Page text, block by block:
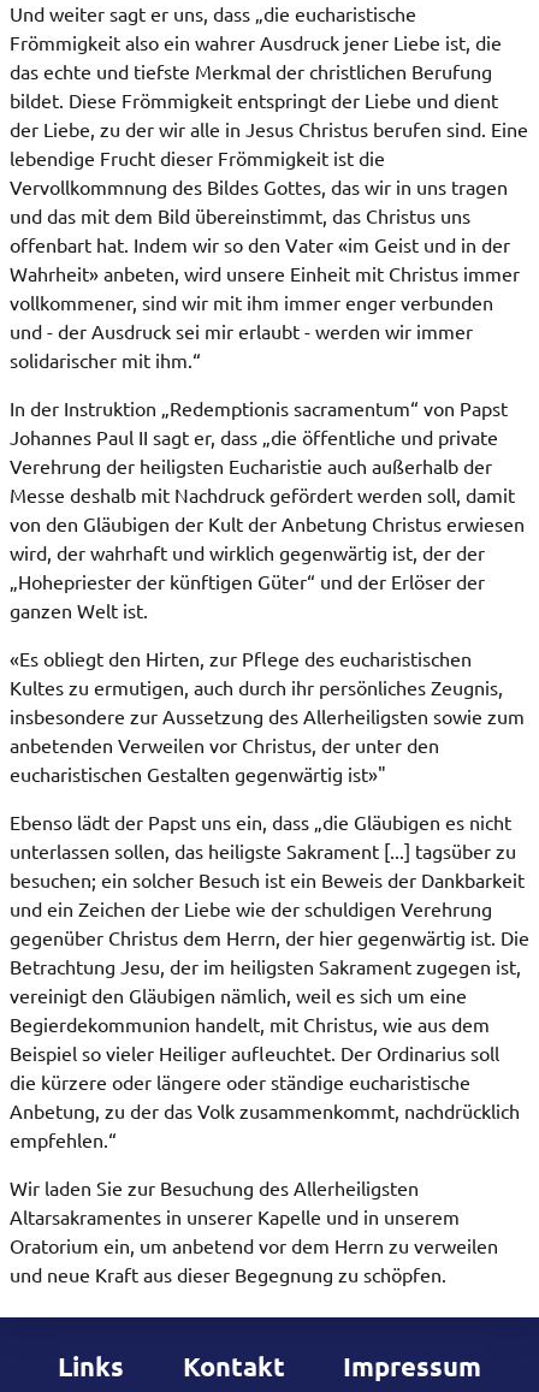
Und weiter sagt er uns, dass „die eucharistische
Frömmigkeit also ein wahrer Ausdruck jener Liebe ist, die
das echte und tiefste Merkmal der christlichen Berufung
bildet. Diese Frömmigkeit entspringt der Liebe und dient
der Liebe, zu der wir alle in Jesus Christus berufen sind. Eine
lebendige Frucht dieser Frömmigkeit ist die
Vervollkommnung des Bildes Gottes, das wir in uns tragen
und das mit dem Bild übereinstimmt, das Christus uns
offenbart hat. Indem wir so den Vater «im Geist und in der
Wahrheit» anbeten, wird unsere Einheit mit Christus immer
vollkommener, sind wir mit ihm immer enger verbunden
und - der Ausdruck sei mir erlaubt - werden wir immer
solidarischer mit ihm.“
In der Instruktion „Redemptionis sacramentum“ von Papst
Johannes Paul II sagt er, dass „die öffentliche und private
Verehrung der heiligsten Eucharistie auch außerhalb der
Messe deshalb mit Nachdruck gefördert werden soll, damit
von den Gläubigen der Kult der Anbetung Christus erwiesen
wird, der wahrhaft und wirklich gegenwärtig ist, der der
„Hohepriester der künftigen Güter“ und der Erlöser der
ganzen Welt ist.
«Es obliegt den Hirten, zur Pflege des eucharistischen
Kultes zu ermutigen, auch durch ihr persönliches Zeugnis,
insbesondere zur Aussetzung des Allerheiligsten sowie zum
anbetenden Verweilen vor Christus, der unter den
eucharistischen Gestalten gegenwärtig ist»"
Ebenso lädt der Papst uns ein, dass „die Gläubigen es nicht
unterlassen sollen, das heiligste Sakrament [...] tagsüber zu
besuchen; ein solcher Besuch ist ein Beweis der Dankbarkeit
und ein Zeichen der Liebe wie der schuldigen Verehrung
gegenüber Christus dem Herrn, der hier gegenwärtig ist. Die
Betrachtung Jesu, der im heiligsten Sakrament zugegen ist,
vereinigt den Gläubigen nämlich, weil es sich um eine
Begierdekommunion handelt, mit Christus, wie aus dem
Beispiel so vieler Heiliger aufleuchtet. Der Ordinarius soll
die kürzere oder längere oder ständige eucharistische
Anbetung, zu der das Volk zusammenkommt, nachdrücklich
empfehlen.“
Wir laden Sie zur Besuchung des Allerheiligsten
Altarsakramentes in unserer Kapelle und in unserem
Oratorium ein, um anbetend vor dem Herrn zu verweilen
und neue Kraft aus dieser Begegnung zu schöpfen.
Links Kontakt
Impressum